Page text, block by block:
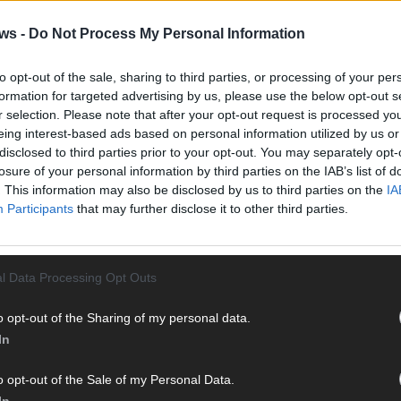
- Do Not Process My Personal Information
opt-out of the sale, sharing to third parties, or processing of your
for targeted advertising by us, please use the below opt-out
selection. Please note that after your opt-out request is processed
interest-based ads based on personal information utilized by us
to third parties prior to your opt-out. You may separately
of your personal information by third parties on the IAB’s list of
This information may also be disclosed by us to third parties on the
Participants that may further disclose it to other third parties.
Data Processing Opt Outs
opt-out of the Sharing of my personal data.
opt-out of the Sale of my Personal Data.